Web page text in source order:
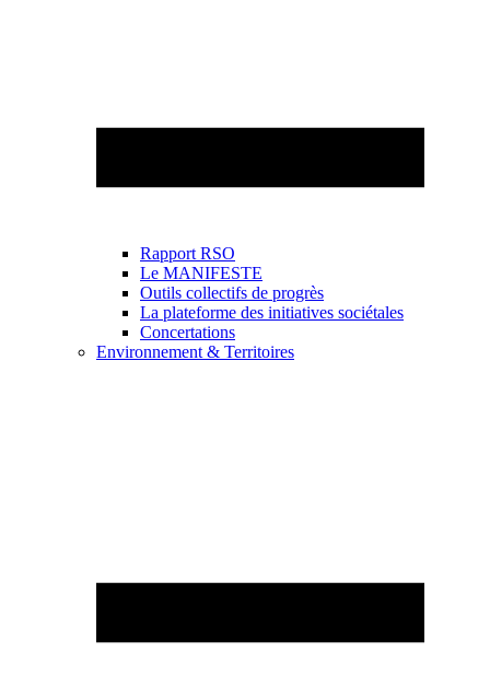
Rapport RSO
Le MANIFESTE
Outils collectifs de progrès
La plateforme des initiatives sociétales
Concertations
Environnement & Territoires